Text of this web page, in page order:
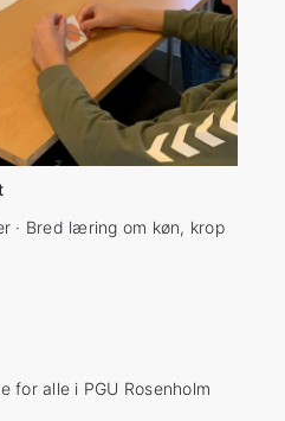
· Bred læring om køn, krop
for alle i PGU Rosenholm